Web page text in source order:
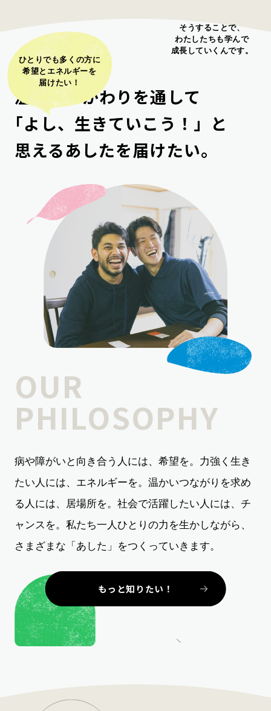
ひとりでも多くの方に
希望とエネルギーを
届けたい！
そうすることで、
わたしたちも学んで
成⻑していくんです。
メディセプトの想い
温かなかかわりを通して
「よし、生きていこう！」と
思えるあしたを届けたい。
OUR
PHILOSOPHY
病や障がいと向き合う人には、希望を。 力強く生き
たい人には、エネルギーを。 温かいつながりを求め
る人には、居場所を。 社会で活躍したい人には、チ
ャンスを。 私たち一人ひとりの力を生かしながら、
さまざまな「あした」をつくっていきます。
もっと知りたい！